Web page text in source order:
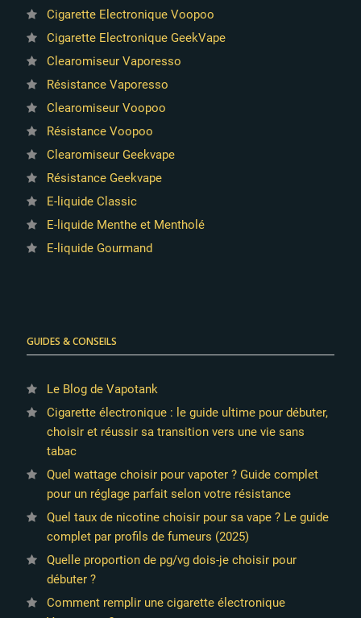
Cigarette Electronique Voopoo
Cigarette Electronique GeekVape
Clearomiseur Vaporesso
Résistance Vaporesso
Clearomiseur Voopoo
Résistance Voopoo
Clearomiseur Geekvape
Résistance Geekvape
E-liquide Classic
E-liquide Menthe et Mentholé
E-liquide Gourmand
GUIDES & CONSEILS
Le Blog de Vapotank
Cigarette électronique : le guide ultime pour débuter,
choisir et réussir sa transition vers une vie sans
tabac
Quel wattage choisir pour vapoter ? Guide complet
pour un réglage parfait selon votre résistance
Quel taux de nicotine choisir pour sa vape ? Le guide
complet par profils de fumeurs (2025)
Quelle proportion de pg/vg dois-je choisir pour
débuter ?
Comment remplir une cigarette électronique